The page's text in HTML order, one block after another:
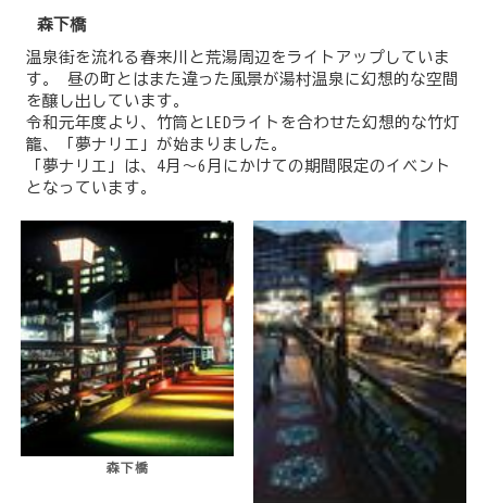
森下橋
温泉街を流れる春来川と荒湯周辺をライトアップしていま
す。 昼の町とはまた違った風景が湯村温泉に幻想的な空間
を醸し出しています。
令和元年度より、竹筒とLEDライトを合わせた幻想的な竹灯
籠、「夢ナリエ」が始まりました。
「夢ナリエ」は、4月～6月にかけての期間限定のイベント
となっています。
森下橋